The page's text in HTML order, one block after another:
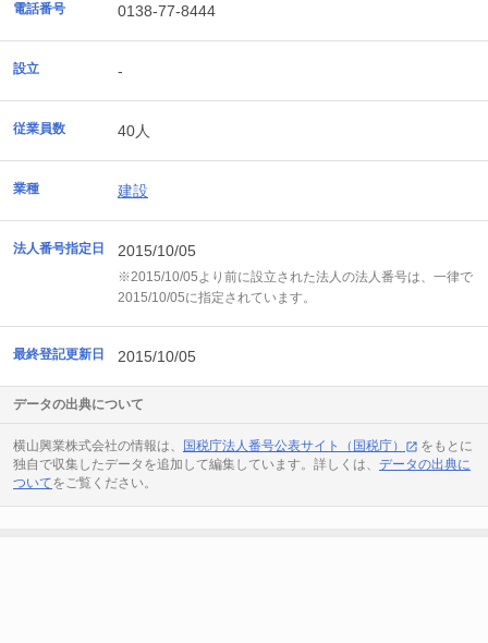
電話番号 0138-77-8444
設立 -
従業員数 40人
業種 建設
法人番号指定日 2015/10/05
※2015/10/05より前に設立された法人の法人番号は、一律で
2015/10/05に指定されています。
最終登記更新日 2015/10/05
データの出典について
横山興業株式会社の情報は、 国税庁法人番号公表サイト（国税庁）
をもとに
独自で収集したデータを追加して編集しています。詳しくは、 データの出典に
ついてをご覧ください。